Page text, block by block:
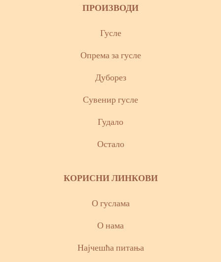
ПРОИЗВОДИ
Гусле
Опрема за гусле
Дуборез
Сувенир гусле
Гудало
Остало
КОРИСНИ ЛИНКОВИ
О гуслама
О нама
Најчешћа питања